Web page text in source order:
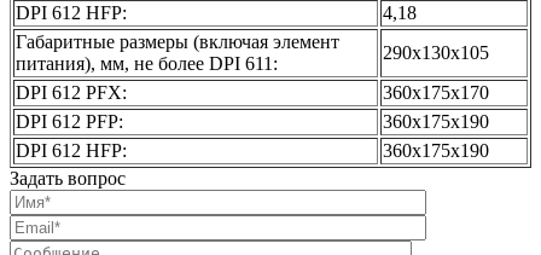
DPI 612 HFP:
4,18
Габаритные размеры (включая элемент
питания), мм, не более DPI 611:
290x130x105
DPI 612 PFX:
360x175x170
DPI 612 PFP:
360x175x190
DPI 612 HFP:
360x175x190
Задать вопрос